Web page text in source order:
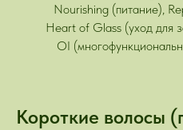
Nourishing (питание),
Heart of Glass (уход для
OI
Короткие волосы